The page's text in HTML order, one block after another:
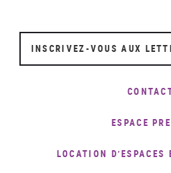
INSCRIVEZ-VOUS AUX
ESPACE
LOCATION D’ESPACES